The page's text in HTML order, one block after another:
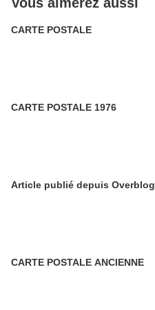
CARTE POSTALE
CARTE POSTALE 1976
Article publié depuis Overblog
CARTE POSTALE ANCIENNE